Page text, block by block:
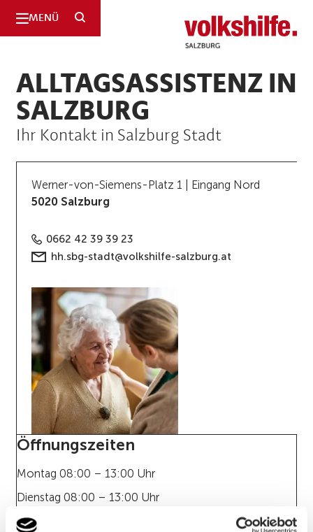
MENÜ SUCHE
ALLTAGSASSISTENZ IN
SALZBURG
Ihr Kontakt in Salzburg Stadt
Werner-von-Siemens-Platz 1 | Eingang Nord
5020 Salzburg
0662 42 39 39 23
hh.sbg-stadt@volkshilfe-salzburg.at
Öffnungszeiten
Montag 08:00 – 13:00 Uhr
Dienstag 08:00 – 13:00 Uhr
Mittwoch 08:00 – 13:00 Uhr